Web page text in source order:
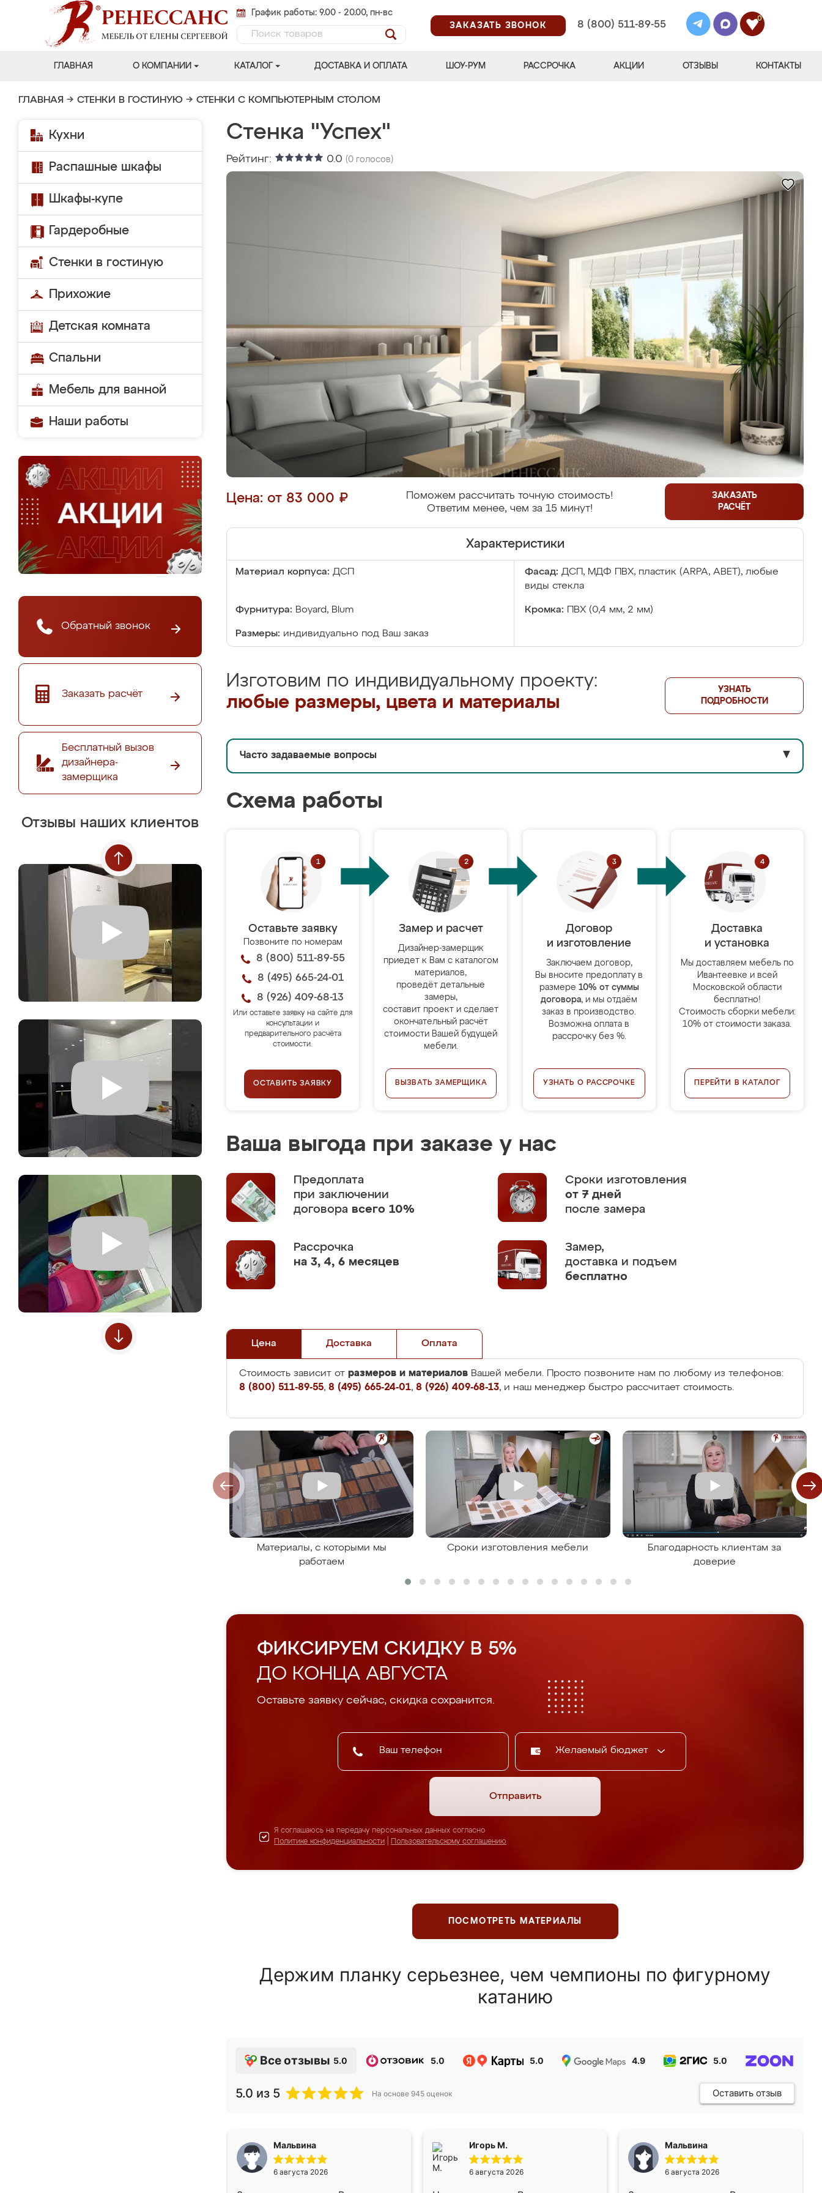
График работы: 9.00 - 20.00, пн-вс
ЗАКАЗАТЬ ЗВОНОК
8 (800) 511-89-55
0
ГЛАВНАЯ О КОМПАНИИ КАТАЛОГ ДОСТАВКА И ОПЛАТА ШОУ-РУМ РАССРОЧКА АКЦИИ ОТЗЫВЫ КОНТАКТЫ
ГЛАВНАЯ → СТЕНКИ В ГОСТИНУЮ → СТЕНКИ С КОМПЬЮТЕРНЫМ СТОЛОМ
Кухни
Распашные шкафы
Шкафы-купе
Гардеробные
Стенки в гостиную
Прихожие
Детская комната
Спальни
Мебель для ванной
Наши работы
Обратный звонок
Заказать расчёт
Бесплатный вызов
дизайнера-
замерщика
Отзывы наших клиентов
Стенка "Успех"
Рейтинг: 0.0 (0 голосов)
Цена: от 83 000 ₽
Поможем рассчитать точную стоимость!
Ответим менее, чем за 15 минут!
ЗАКАЗАТЬ
РАСЧЁТ
Характеристики
Материал корпуса: ДСП Фасад: ДСП, МДФ ПВХ, пластик (ARPA, ABET), любые
виды стекла
Фурнитура: Boyard, Blum Кромка: ПВХ (0,4 мм, 2 мм)
Размеры: индивидуально под Ваш заказ
Изготовим по индивидуальному проекту:
любые размеры, цвета и материалы
УЗНАТЬ
ПОДРОБНОСТИ
Часто задаваемые вопросы ▼
Схема работы
Оставьте заявку
Позвоните по номерам
8 (800) 511-89-55
8 (495) 665-24-01
8 (926) 409-68-13
Или оставьте заявку на сайте для
консультации и
предварительного расчёта
стоимости.
ОСТАВИТЬ ЗАЯВКУ
Замер и расчет
Дизайнер-замерщик
приедет к Вам с каталогом
материалов,
проведёт детальные
замеры,
составит проект и сделает
окончательный расчёт
стоимости Вашей будущей
мебели.
ВЫЗВАТЬ ЗАМЕРЩИКА
Договор
и изготовление
Заключаем договор,
Вы вносите предоплату в
размере 10% от суммы
договора, и мы отдаём
заказ в производство.
Возможна оплата в
рассрочку без %.
УЗНАТЬ О РАССРОЧКЕ
Доставка
и установка
Мы доставляем мебель по
Ивантеевке и всей
Московской области
бесплатно!
Стоимость сборки мебели:
10% от стоимости заказа.
ПЕРЕЙТИ В КАТАЛОГ
Ваша выгода при заказе у нас
Предоплата
при заключении
договора всего 10%
Сроки изготовления
от 7 дней
после замера
Рассрочка
на 3, 4, 6 месяцев
Замер,
доставка и подъем
бесплатно
Цена Доставка Оплата
Стоимость зависит от размеров и материалов Вашей мебели. Просто позвоните нам по любому из телефонов:
8 (800) 511-89-55, 8 (495) 665-24-01, 8 (926) 409-68-13, и наш менеджер быстро рассчитает стоимость.
Материалы, с которыми мы
работаем
Сроки изготовления мебели
Благодарность клиентам за
доверие
ФИКСИРУЕМ СКИДКУ В 5%
ДО КОНЦА АВГУСТА
Оставьте заявку сейчас, скидка сохранится.
Желаемый бюджет
Отправить
Я соглашаюсь на передачу персональных данных согласно
Политике конфиденциальности
Пользовательскому соглашению
ПОСМОТРЕТЬ МАТЕРИАЛЫ
Держим планку серьезнее, чем чемпионы по фигурному
катанию
Все отзывы 5.0 5.0 5.0 4.9 5.0
5.0 из 5 На основе 945 оценок Оставить отзыв
Мальвина
6 августа 2026
Игорь М.
6 августа 2026
Мальвина
6 августа 2026